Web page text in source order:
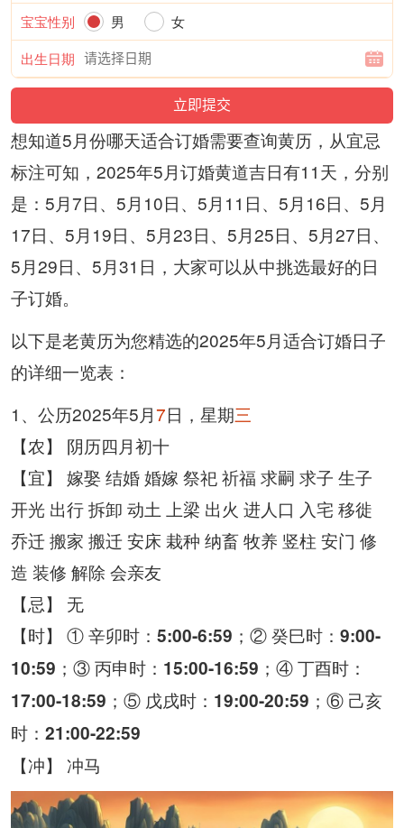
宝宝性别
男
女
出生日期
想知道5月份哪天适合订婚需要查询黄历，从宜忌
标注可知，2025年5月订婚黄道吉日有11天，分别
是：5月7日、5月10日、5月11日、5月16日、5月
17日、5月19日、5月23日、5月25日、5月27日、
5月29日、5月31日，大家可以从中挑选最好的日
子订婚。
以下是老黄历为您精选的2025年5月适合订婚日子
的详细一览表：
1、公历2025年5月7日，星期三
【农】 阴历四月初十
【宜】 嫁娶 结婚 婚嫁 祭祀 祈福 求嗣 求子 生子
开光 出行 拆卸 动土 上梁 出火 进人口 入宅 移徙
乔迁 搬家 搬迁 安床 栽种 纳畜 牧养 竖柱 安门 修
造 装修 解除 会亲友
【忌】 无
【时】 ① 辛卯时： 5:00-6:59 ；② 癸巳时： 9:00-
10:59 ；③ 丙申时： 15:00-16:59 ；④ 丁酉时：
17:00-18:59 ；⑤ 戊戌时： 19:00-20:59 ；⑥ 己亥
时： 21:00-22:59
【冲】 冲马